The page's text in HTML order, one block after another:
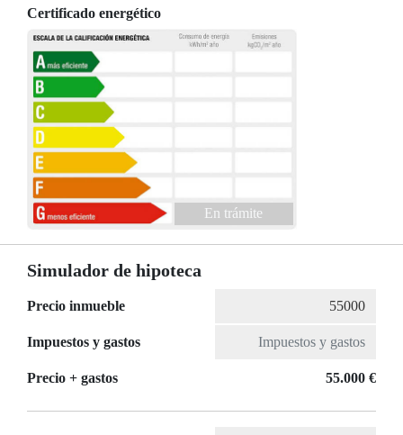
Certificado energético
En trámite
Simulador de hipoteca
Precio inmueble
Impuestos y gastos
Precio + gastos 55.000 €